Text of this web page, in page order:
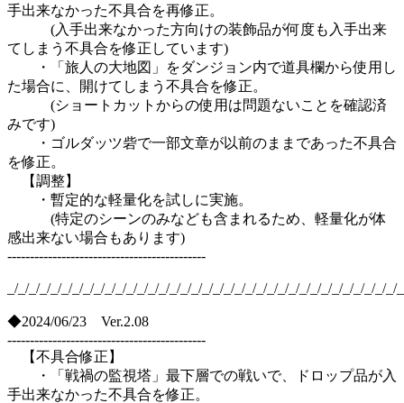
手出来なかった不具合を再修正。
(入手出来なかった方向けの装飾品が何度も入手出来
てしまう不具合を修正しています)
・「旅人の大地図」をダンジョン内で道具欄から使用し
た場合に、開けてしまう不具合を修正。
(ショートカットからの使用は問題ないことを確認済
みです)
・ゴルダッツ砦で一部文章が以前のままであった不具合
を修正。
【調整】
・暫定的な軽量化を試しに実施。
(特定のシーンのみなども含まれるため、軽量化が体
感出来ない場合もあります)
--------------------------------------------
_/_/_/_/_/_/_/_/_/_/_/_/_/_/_/_/_/_/_/_/_/_/_/_/_/_/_/_/_/_/_/_/_/_/_/
◆2024/06/23 Ver.2.08
--------------------------------------------
【不具合修正】
・「戦禍の監視塔」最下層での戦いで、ドロップ品が入
手出来なかった不具合を修正。